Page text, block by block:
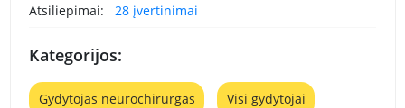
Atsiliepimai:
28 įvertinimai
Kategorijos:
Gydytojas neurochirurgas Visi gydytojai